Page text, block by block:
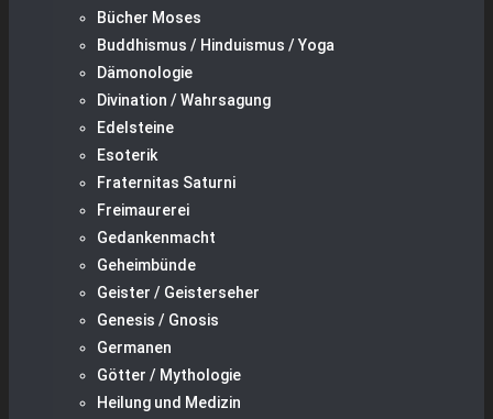
Bücher Moses
Buddhismus / Hinduismus / Yoga
Dämonologie
Divination / Wahrsagung
Edelsteine
Esoterik
Fraternitas Saturni
Freimaurerei
Gedankenmacht
Geheimbünde
Geister / Geisterseher
Genesis / Gnosis
Germanen
Götter / Mythologie
Heilung und Medizin